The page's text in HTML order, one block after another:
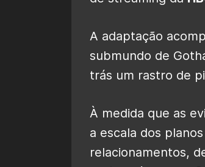
A adaptação
submundo de
trás um rastro de
À medida que as
a escala dos
relacionamentos,